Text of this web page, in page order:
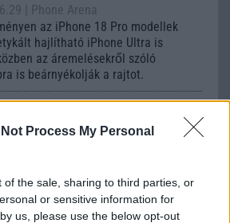
Not Process My Personal
of the sale, sharing to third parties, or
or sensitive information for
us, please use the below opt-out
| Phone Arena
az iPhone 18 Pro modellek
hajlítható iPhone Ultra is
az áremelésekről szóló
is beárnyékolják a rajtot.
rejtett automatizmusai: hat
amely észrevétlenül könnyíti
mindennapokat
alkalmazásokra esküszik, pedig az
olyan intelligens funkciókat kínál,
a háttérben.